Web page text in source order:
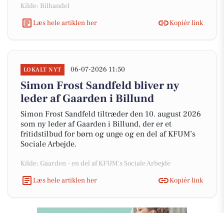
Kilde: Bilhandel
Læs hele artiklen her
Kopiér link
LOKALT NYT 06-07-2026 11:50
Simon Frost Sandfeld bliver ny
leder af Gaarden i Billund
Simon Frost Sandfeld tiltræder den 10. august 2026
som ny leder af Gaarden i Billund, der er et
fritidstilbud for børn og unge og en del af KFUM’s
Sociale Arbejde.
Kilde: Gaarden - en del af KFUM's Sociale Arbejde
Læs hele artiklen her
Kopiér link